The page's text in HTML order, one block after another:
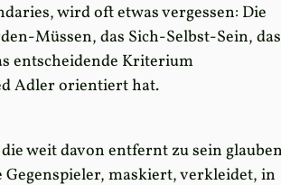
wird oft etwas vergessen: Die
Müssen, das Sich-Selbst-Sein, das
entscheidende Kriterium
Adler orientiert hat.
weit davon entfernt zu sein
maskiert, verkleidet, in